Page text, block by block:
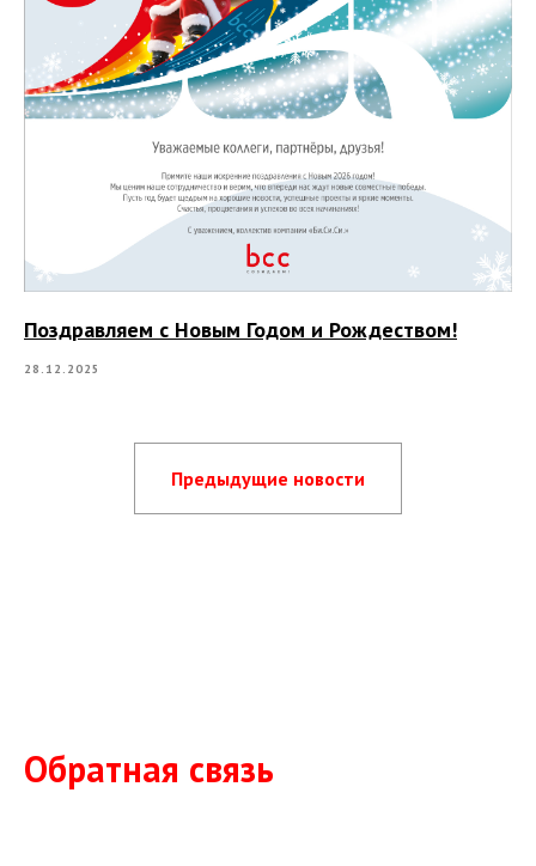
Поздравляем с Новым Годом и Рождеством!
28.12.2025
Предыдущие новости
Обратная связь